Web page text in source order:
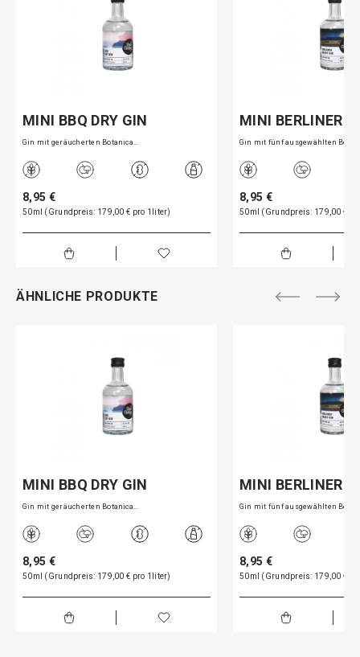
MINI BBQ DRY GIN
Gin mit geräucherten Botanica…
8,95 €
50ml (Grundpreis: 179,00 € pro 1liter)
MINI BERLINER
Gin mit fünf ausgewählten Bot…
8,95 €
50ml (Grundpreis: 179,00 €
ÄHNLICHE PRODUKTE
MINI BBQ DRY GIN
Gin mit geräucherten Botanica…
8,95 €
50ml (Grundpreis: 179,00 € pro 1liter)
MINI BERLINER
Gin mit fünf ausgewählten Bot…
8,95 €
50ml (Grundpreis: 179,00 €